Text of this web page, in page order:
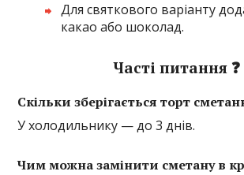
Для святкового варіанту
какао або шоколад.
Часті питання ❓
Скільки зберігається торт
У холодильнику — до 3 днів.
Чим можна замінити сметану в